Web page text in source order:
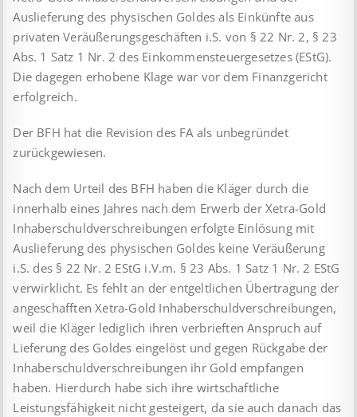
Auslieferung des physischen Goldes als Einkünfte aus
privaten Veräußerungsgeschäften i.S. von § 22 Nr. 2, § 23
Abs. 1 Satz 1 Nr. 2 des Einkommensteuergesetzes (EStG).
Die dagegen erhobene Klage war vor dem Finanzgericht
erfolgreich.
Der BFH hat die Revision des FA als unbegründet
zurückgewiesen.
Nach dem Urteil des BFH haben die Kläger durch die
innerhalb eines Jahres nach dem Erwerb der Xetra-Gold
Inhaberschuldverschreibungen erfolgte Einlösung mit
Auslieferung des physischen Goldes keine Veräußerung
i.S. des § 22 Nr. 2 EStG i.V.m. § 23 Abs. 1 Satz 1 Nr. 2 EStG
verwirklicht. Es fehlt an der entgeltlichen Übertragung der
angeschafften Xetra-Gold Inhaberschuldverschreibungen,
weil die Kläger lediglich ihren verbrieften Anspruch auf
Lieferung des Goldes eingelöst und gegen Rückgabe der
Inhaberschuldverschreibungen ihr Gold empfangen
haben. Hierdurch habe sich ihre wirtschaftliche
Leistungsfähigkeit nicht gesteigert, da sie auch danach das